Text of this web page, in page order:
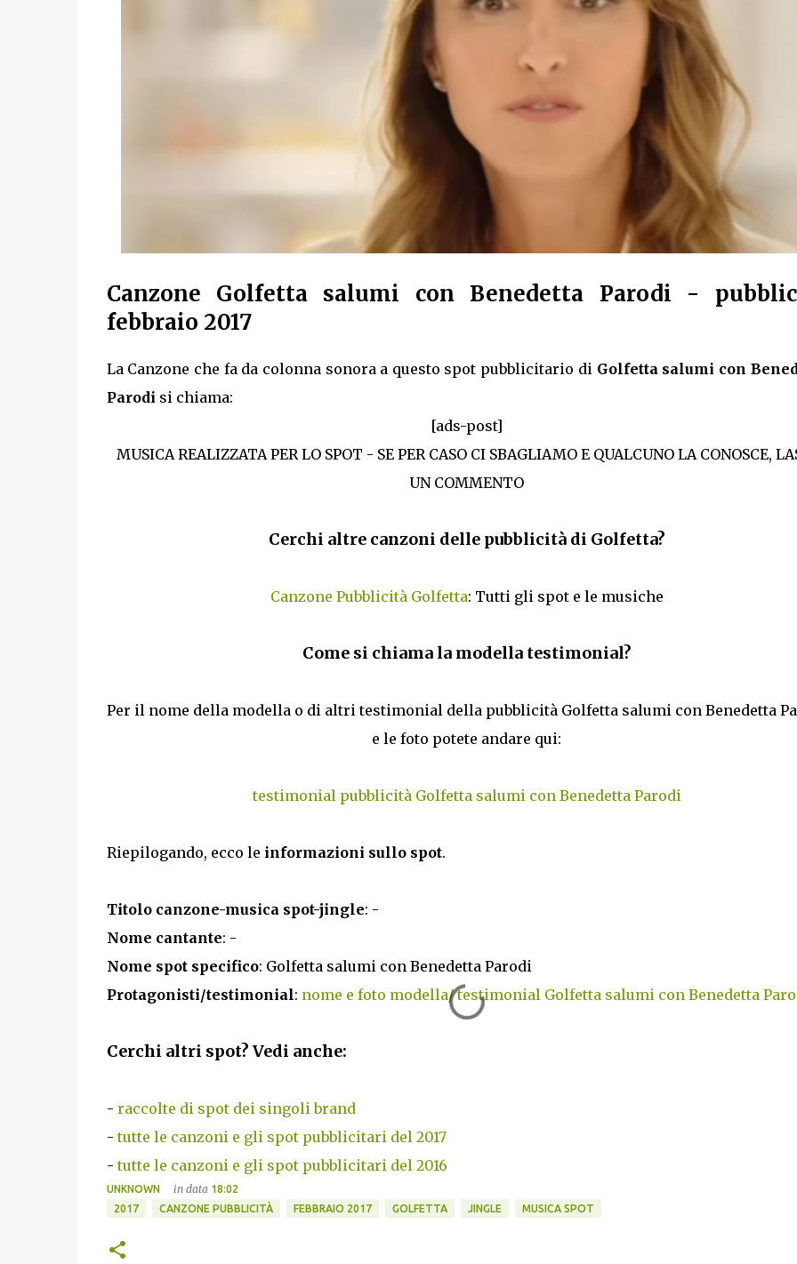
Canzone Golfetta salumi con Benedetta Parodi -
febbraio 2017
La Canzone che fa da colonna sonora a questo spot pubblicitario di Golfetta salumi con
Parodi si chiama:
[ads-post]
MUSICA REALIZZATA PER LO SPOT - SE PER CASO CI SBAGLIAMO E QUALCUNO LA CONOSCE,
UN COMMENTO
Cerchi altre canzoni delle pubblicità di Golfetta?
Canzone Pubblicità Golfetta: Tutti gli spot e le musiche
Come si chiama la modella testimonial?
Per il nome della modella o di altri testimonial della pubblicità Golfetta salumi con Benedetta
e le foto potete andare qui:
testimonial pubblicità Golfetta salumi con Benedetta Parodi
Riepilogando, ecco le informazioni sullo spot.
Titolo canzone-musica spot-jingle: -
Nome cantante: -
Nome spot specifico: Golfetta salumi con Benedetta Parodi
Protagonisti/testimonial: nome e foto modella/ testimonial Golfetta salumi con Benedetta
Cerchi altri spot? Vedi anche:
- raccolte di spot dei singoli brand
-tutte le canzoni e gli spot pubblicitari del 2017
-tutte le canzoni e gli spot pubblicitari del 2016
UNKNOWN in data 18:02
2017
CANZONE PUBBLICITÀ FEBBRAIO 2017 GOLFETTA JINGLE MUSICA SPOT